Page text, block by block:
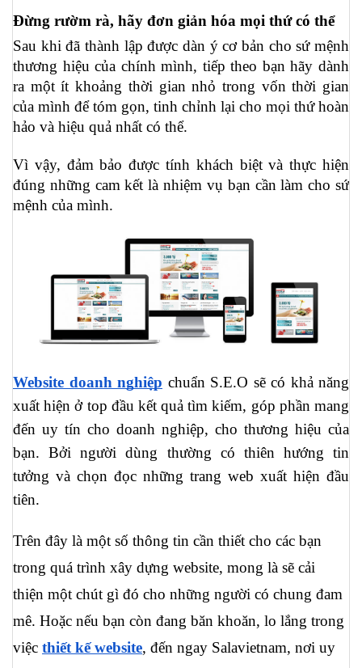
Đừng rườm rà, hãy đơn giản hóa mọi thứ có thể
Sau khi đã thành lập được dàn ý cơ bản cho sứ mệnh
thương hiệu của chính mình, tiếp theo bạn hãy dành
ra một ít khoảng thời gian nhỏ trong vốn thời gian
của mình để tóm gọn, tinh chỉnh lại cho mọi thứ hoàn
hảo và hiệu quả nhất có thể.
Vì vậy, đảm bảo được tính khách biệt và thực hiện
đúng những cam kết là nhiệm vụ bạn cần làm cho sứ
mệnh của mình.
Website doanh nghiệp chuẩn S.E.O sẽ có khả năng
xuất hiện ở top đầu kết quả tìm kiếm, góp phần mang
đến uy tín cho doanh nghiệp, cho thương hiệu của
bạn. Bởi người dùng thường có thiên hướng tin
tưởng và chọn đọc những trang web xuất hiện đầu
tiên.
Trên đây là một số thông tin cần thiết cho các bạn
trong quá trình xây dựng website, mong là sẽ cải
thiện một chút gì đó cho những người có chung đam
mê. Hoặc nếu bạn còn đang băn khoăn, lo lắng trong
việc thiết kế website, đến ngay Salavietnam, nơi uy